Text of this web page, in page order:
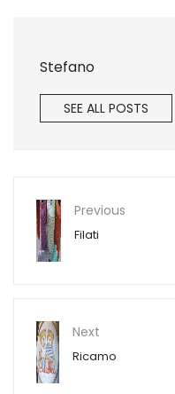
Stefano
SEE ALL POSTS
Previous
Filati
Next
Ricamo